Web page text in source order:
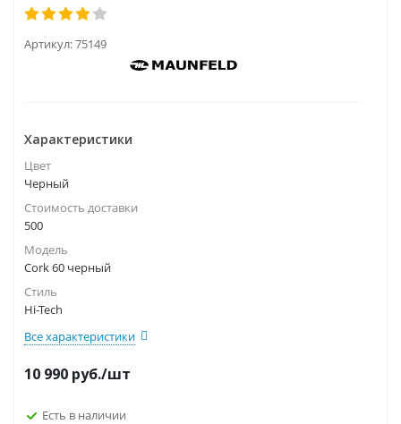
Артикул:75149
Характеристики
Цвет
Черный
Стоимость доставки
500
Модель
Cork 60 черный
Стиль
Hi-Tech
Все характеристики
10 990 руб./шт
Есть в наличии